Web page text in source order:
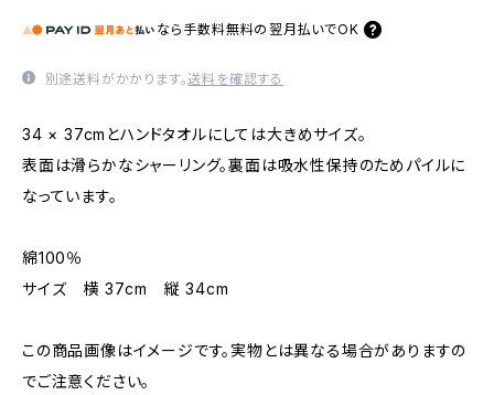
なら 手数料無料の 翌月払いでOK
別途送料がかかります。送料を確認する
34 × 37cmとハンドタオルにしては大きめサイズ。
表面は滑らかなシャーリング。裏面は吸水性保持のためパイルに
なっています。
綿100％
サイズ 横 37cm 縦 34cm
この商品画像はイメージです。実物とは異なる場合がありますの
でご注意ください。